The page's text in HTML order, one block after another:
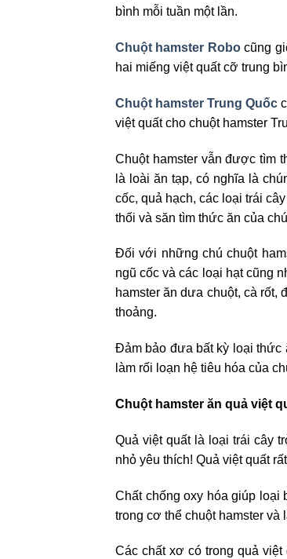
bình mỗi tuần một lần.
Chuột hamster Robo cũng
hai miếng việt quất cỡ trung
Chuột hamster Trung Quốc
việt quất cho chuột hamster
Chuột hamster vẫn được tìm
là loài ăn tạp, có nghĩa là
cốc, quả hạch, các loại trái
thối và săn tìm thức ăn của
Đối với những chú chuột
ngũ cốc và các loại hạt cũng
hamster ăn dưa chuột, cà rốt,
thoảng.
Đảm bảo đưa bất kỳ loại thức
làm rối loạn hệ tiêu hóa của
Chuột hamster ăn quả việt
Quả việt quất là loại trái cây
nhỏ yêu thích! Quả việt quất
Chất chống oxy hóa giúp loại
trong cơ thể chuột hamster và
Các chất xơ có trong quả